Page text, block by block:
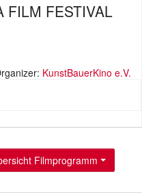
FILM FESTIVAL
KunstBauerKino e.V.
Filmprogramm